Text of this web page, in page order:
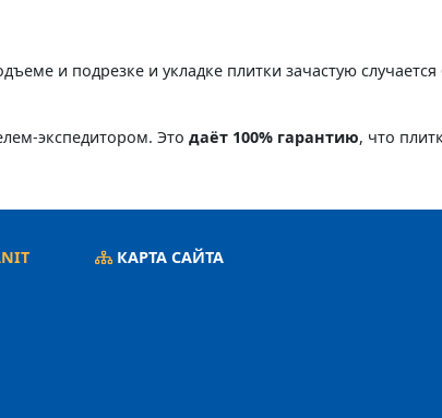
и подрезке и укладке плитки зачастую
экспедитором. Это даёт 100% гарантию, что
КАРТА САЙТА